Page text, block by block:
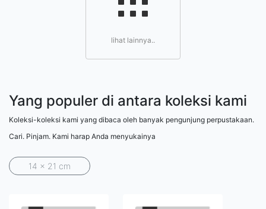
lihat lainnya..
Yang populer di antara koleksi kami
Koleksi-koleksi kami yang dibaca oleh banyak pengunjung perpustakaan.
Cari. Pinjam. Kami harap Anda menyukainya
14 x 21 cm